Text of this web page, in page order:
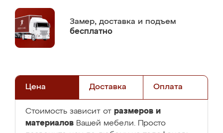
Замер, доставка и подъем
бесплатно
Цена Доставка Оплата
Стоимость зависит от размеров и
материалов Вашей мебели. Просто